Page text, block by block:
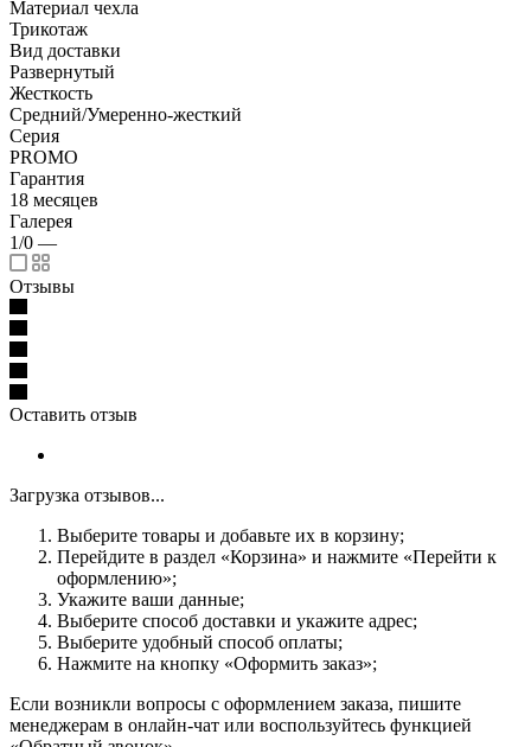
Материал чехла
Трикотаж
Вид доставки
Развернутый
Жесткость
Средний/Умеренно-жесткий
Серия
PROMO
Гарантия
18 месяцев
Галерея
1/0 —
Отзывы
Оставить отзыв
Загрузка отзывов...
Выберите товары и добавьте их в корзину;
Перейдите в раздел «Корзина» и нажмите «Перейти к
оформлению»;
Укажите ваши данные;
Выберите способ доставки и укажите адрес;
Выберите удобный способ оплаты;
Нажмите на кнопку «Оформить заказ»;
Если возникли вопросы с оформлением заказа, пишите
менеджерам в онлайн-чат или воспользуйтесь функцией